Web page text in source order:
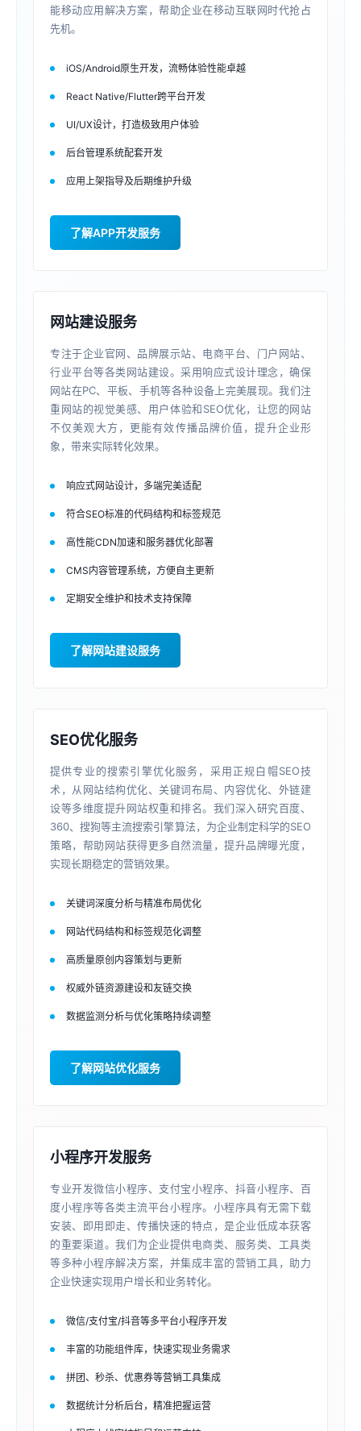
能移动应用解决方案，帮助企业在移动互联网时代抢占
先机。
iOS/Android原生开发，流畅体验性能卓越
React Native/Flutter跨平台开发
UI/UX设计，打造极致用户体验
后台管理系统配套开发
应用上架指导及后期维护升级
了解APP开发服务
网站建设服务
专注于企业官网、品牌展示站、电商平台、门户网站、
行业平台等各类网站建设。采用响应式设计理念，确保
网站在PC、平板、手机等各种设备上完美展现。我们注
重网站的视觉美感、用户体验和SEO优化，让您的网站
不仅美观大方，更能有效传播品牌价值，提升企业形
象，带来实际转化效果。
响应式网站设计，多端完美适配
符合SEO标准的代码结构和标签规范
高性能CDN加速和服务器优化部署
CMS内容管理系统，方便自主更新
定期安全维护和技术支持保障
了解网站建设服务
SEO优化服务
提供专业的搜索引擎优化服务，采用正规白帽SEO技
术，从网站结构优化、关键词布局、内容优化、外链建
设等多维度提升网站权重和排名。我们深入研究百度、
360、搜狗等主流搜索引擎算法，为企业制定科学的SEO
策略，帮助网站获得更多自然流量，提升品牌曝光度，
实现长期稳定的营销效果。
关键词深度分析与精准布局优化
网站代码结构和标签规范化调整
高质量原创内容策划与更新
权威外链资源建设和友链交换
数据监测分析与优化策略持续调整
了解网站优化服务
小程序开发服务
专业开发微信小程序、支付宝小程序、抖音小程序、百
度小程序等各类主流平台小程序。小程序具有无需下载
安装、即用即走、传播快速的特点，是企业低成本获客
的重要渠道。我们为企业提供电商类、服务类、工具类
等多种小程序解决方案，并集成丰富的营销工具，助力
企业快速实现用户增长和业务转化。
微信/支付宝/抖音等多平台小程序开发
丰富的功能组件库，快速实现业务需求
拼团、秒杀、优惠券等营销工具集成
数据统计分析后台，精准把握运营